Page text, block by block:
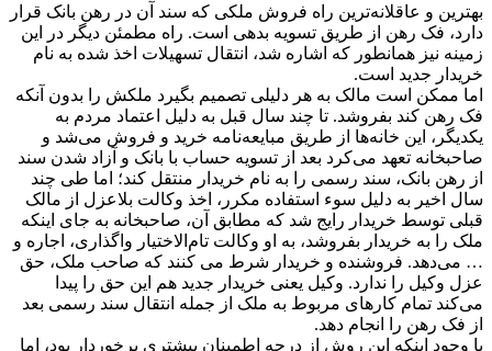
بهترین و عاقلانه‌ترین راه فروش ملکی که سند آن در رهن بانک قرار
دارد، فک رهن از طریق تسویه بدهی است. راه مطمئن دیگر در این
زمینه نیز همانطور که اشاره شد، انتقال تسهیلات اخذ شده به نام
خریدار جدید است.
اما ممکن است مالک به هر دلیلی تصمیم بگیرد ملکش را بدون آنکه
فک رهن کند بفروشد. تا چند سال قبل به دلیل اعتماد مردم به
یکدیگر، این خانه‌ها از طریق مبایعه‌نامه خرید و فروش می‌شد و
صاحبخانه تعهد می‌کرد بعد از تسویه حساب با بانک و آزاد شدن سند
از رهن بانک، سند رسمی را به نام خریدار منتقل کند؛ اما طی چند
سال اخیر به دلیل سوء استفاده مکرر، اخذ وکالت بلاعزل از مالک
قبلی توسط خریدار رایج شد که مطابق آن، صاحبخانه به جای اینکه
ملک را به خریدار بفروشد، به او وکالت تام‌الاختیار واگذاری، اجاره و
… می‌دهد. فروشنده و خریدار شرط می کنند که صاحب ملک، حق
عزل وکیل را ندارد. وکیل یعنی خریدار جدید هم این حق را پیدا
می‌کند تمام کارهای مربوط به ملک از جمله انتقال سند رسمی بعد
از فک رهن را انجام دهد.
با وجود اینکه این روش از درجه اطمینان بیشتری برخوردار بود، اما